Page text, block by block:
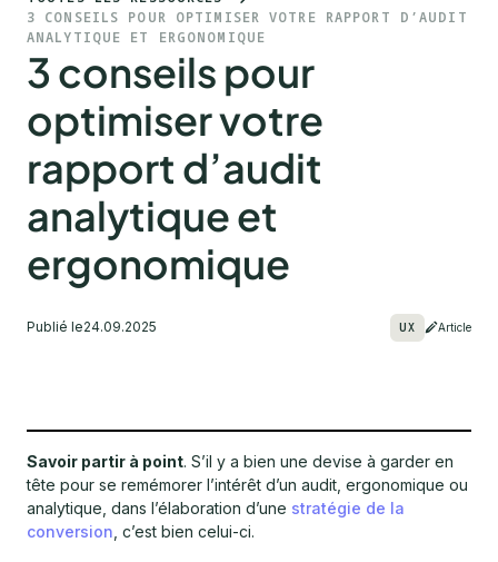
3 CONSEILS POUR OPTIMISER VOTRE RAPPORT D’AUDIT
ANALYTIQUE ET ERGONOMIQUE
3 conseils pour
optimiser votre
rapport d’audit
analytique et
ergonomique
Publié le24.09.2025 UX Article
Savoir partir à point. S’il y a bien une devise à garder en
tête pour se remémorer l’intérêt d’un audit, ergonomique ou
analytique, dans l’élaboration d’une stratégie de la
conversion , c’est bien celui-ci.